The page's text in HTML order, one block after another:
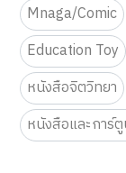
Mnaga/Comic
Education Toy
หนังสือจิตวิทยา
หนังสือและการ์